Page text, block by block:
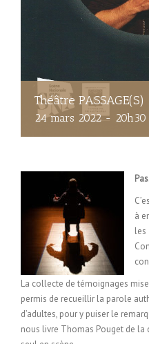
Théâtre PASSAGE(S)
24 mars 2022 - 20h30
à
les
La collecte de témoignages
permis de recueillir la parole
d’adultes, pour y puiser le
nous livre Thomas Pouget de la